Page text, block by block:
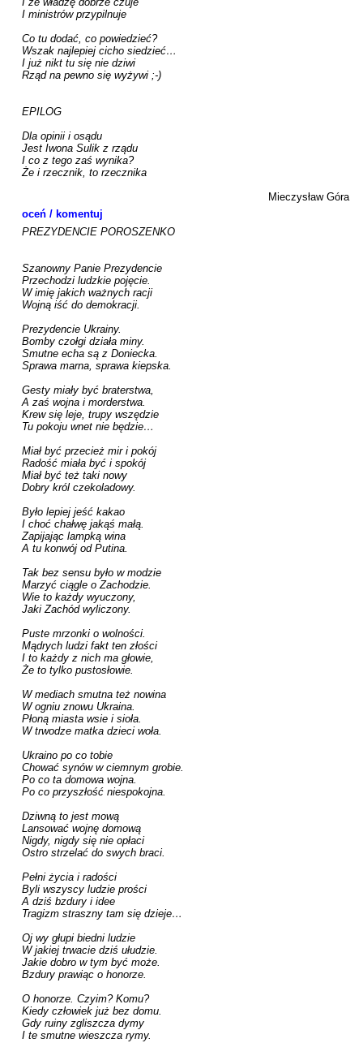
I ministrów przypilnuje
Co tu dodać, co powiedzieć?
Wszak najlepiej cicho siedzieć…
I już nikt tu się nie dziwi
Rząd na pewno się wyżywi ;-)
EPILOG
Dla opinii i osądu
Jest Iwona Sulik z rządu
I co z tego zaś wynika?
Że i rzecznik, to rzecznika
Mieczysław Góra
oceń / komentuj
PREZYDENCIE POROSZENKO
Szanowny Panie Prezydencie
Przechodzi ludzkie pojęcie.
W imię jakich ważnych racji
Wojną iść do demokracji.
Prezydencie Ukrainy.
Bomby czołgi działa miny.
Smutne echa są z Doniecka.
Sprawa marna, sprawa kiepska.
Gesty miały być braterstwa,
A zaś wojna i morderstwa.
Krew się leje, trupy wszędzie
Tu pokoju wnet nie będzie…
Miał być przecież mir i pokój
Radość miała być i spokój
Miał być też taki nowy
Dobry król czekoladowy.
Było lepiej jeść kakao
I choć chałwę jakąś małą.
Zapijając lampką wina
A tu konwój od Putina.
Tak bez sensu było w modzie
Marzyć ciągle o Zachodzie.
Wie to każdy wyuczony,
Jaki Zachód wyliczony.
Puste mrzonki o wolności.
Mądrych ludzi fakt ten złości
I to każdy z nich ma głowie,
Że to tylko pustosłowie.
W mediach smutna też nowina
W ogniu znowu Ukraina.
Płoną miasta wsie i sioła.
W trwodze matka dzieci woła.
Ukraino po co tobie
Chować synów w ciemnym grobie.
Po co ta domowa wojna.
Po co przyszłość niespokojna.
Dziwną to jest mową
Lansować wojnę domową
Nigdy, nigdy się nie opłaci
Ostro strzelać do swych braci.
Pełni życia i radości
Byli wszyscy ludzie prości
A dziś bzdury i idee
Tragizm straszny tam się dzieje…
Oj wy głupi biedni ludzie
W jakiej trwacie dziś ułudzie.
Jakie dobro w tym być może.
Bzdury prawiąc o honorze.
O honorze. Czyim? Komu?
Kiedy człowiek już bez domu.
Gdy ruiny zgliszcza dymy
I te smutne wieszcza rymy.